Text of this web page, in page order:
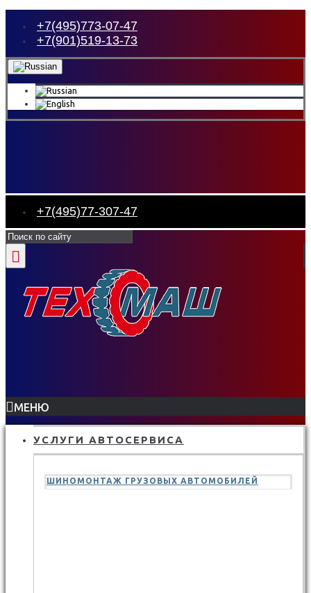
+7(495)773-07-47
+7(901)519-13-73
+7(495)77-307-47
МЕНЮ
УСЛУГИ АВТОСЕРВИСА
ШИНОМОНТАЖ ГРУЗОВЫХ АВТОМОБИЛЕЙ